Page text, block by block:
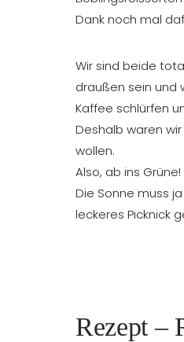
Dank noch mal
Wir sind beide
draußen sein und
Kaffee schlürfen
Deshalb waren
wollen.
Also, ab ins
Die Sonne muss
leckeres Picknick
Rezept –